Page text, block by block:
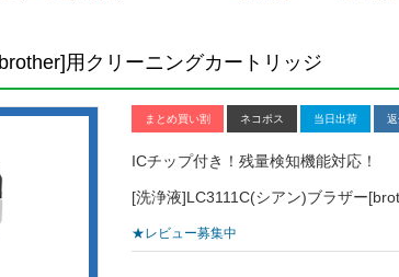
用クリーニングカートリッジ
まとめ買い割 ネコポス 当日出荷
ICチップ付き！残量検知機能対応！
[洗浄液]LC3111C(シアン)ブラザー
★レビュー募集中